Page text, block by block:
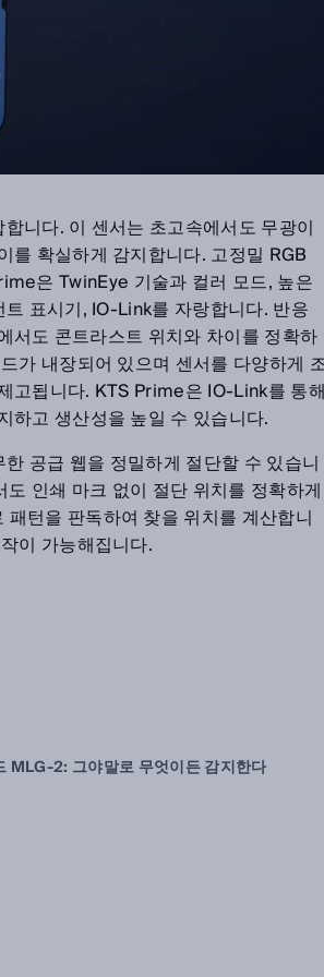
니다. 이 센서는 초고속에서도 무광이
를 확실하게 감지합니다. 고정밀 RGB
은 TwinEye 기술과 컬러 모드, 높은
표시기, IO-Link를 자랑합니다. 반응
도 콘트라스트 위치와 차이를 정확하
가 내장되어 있으며 센서를 다양하게
고됩니다. KTS Prime은 IO-Link를 통
하고 생산성을 높일 수 있습니다.
공급 웹을 정밀하게 절단할 수 있습니
인쇄 마크 없이 절단 위치를 정확하게
턴을 판독하여 찾을 위치를 계산합니
이 가능해집니다.
MLG-2: 그야말로 무엇이든 감지한다